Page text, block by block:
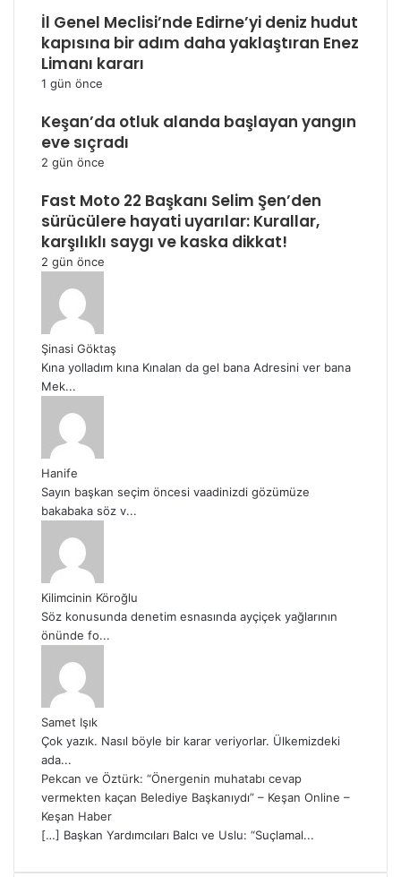
İl Genel Meclisi’nde Edirne’yi deniz hudut
kapısına bir adım daha yaklaştıran Enez
Limanı kararı
1 gün önce
Keşan’da otluk alanda başlayan yangın
eve sıçradı
2 gün önce
Fast Moto 22 Başkanı Selim Şen’den
sürücülere hayati uyarılar: Kurallar,
karşılıklı saygı ve kaska dikkat!
2 gün önce
Şinasi Göktaş
Kına yolladım kına Kınalan da gel bana Adresini ver bana
Mek...
Hanife
Sayın başkan seçim öncesi vaadinizdi gözümüze
bakabaka söz v...
Kilimcinin Köroğlu
Söz konusunda denetim esnasında ayçiçek yağlarının
önünde fo...
Samet Işık
Çok yazık. Nasıl böyle bir karar veriyorlar. Ülkemizdeki
ada...
Pekcan ve Öztürk: “Önergenin muhatabı cevap
vermekten kaçan Belediye Başkanıydı” – Keşan Online –
Keşan Haber
[…] Başkan Yardımcıları Balcı ve Uslu: “Suçlamal...